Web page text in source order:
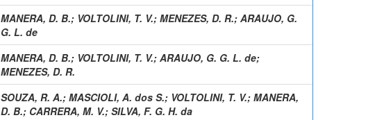
MANERA, D. B.; VOLTOLINI, T. V.; MENEZES, D. R.; ARAUJO, G.
G. L. de
MANERA, D. B.; VOLTOLINI, T. V.; ARAUJO, G. G. L. de;
MENEZES, D. R.
SOUZA, R. A.; MASCIOLI, A. dos S.; VOLTOLINI, T. V.; MANERA,
D. B.; CARRERA, M. V.; SILVA, F. G. H. da